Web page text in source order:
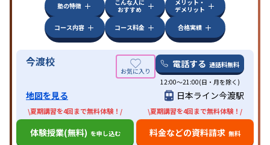
塾の特徴
こんな人に
おすすめ
メリット・
デメリット
コース内容
コース料金 合格実績
今渡校 電話する 通話料無料
12:00～21:00(日・月を除く)
地図を見る 日本ライン今渡駅
\夏期講習を4回まで無料体験！/
体験授業(無料) を申し込む
\夏期講習を4回まで無料体験！/
料金などの資料請求 無料